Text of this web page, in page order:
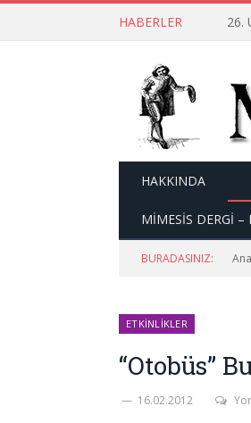
HABERLER 26.
HAKKINDA
MİMESİS DERGİ –
BURADASINIZ:
ETKINLIKLER
“Otobüs”
16.02.2012